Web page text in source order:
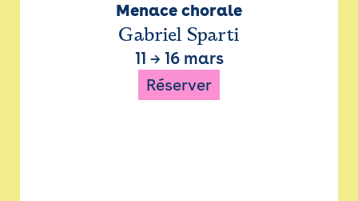
Menace chorale
Gabriel Sparti
11 → 16 mars
Réserver